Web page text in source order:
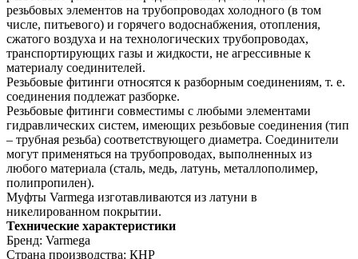
резьбовых элементов на трубопроводах холодного (в том
числе, питьевого) и горячего водоснабжения, отопления,
сжатого воздуха и на технологических трубопроводах,
транспортирующих газы и жидкости, не агрессивные к
материалу соединителей.
Резьбовые фитинги относятся к разборным соединениям, т. е.
соединения подлежат разборке.
Резьбовые фитинги совместимы с любыми элементами
гидравлических систем, имеющих резьбовые соединения (тип
– трубная резьба) соответствующего диаметра. Соединители
могут применяться на трубопроводах, выполненных из
любого материала (сталь, медь, латунь, металлополимер,
полипропилен).
Муфты Varmega изготавливаются из латуни в
никелированном покрытии.
Технические характеристики
Бренд: Varmega
Страна производства: КНР